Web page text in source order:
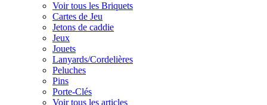
Voir tous les Briquets
Cartes de Jeu
Jetons de caddie
Jeux
Jouets
Lanyards/Cordelières
Peluches
Pins
Porte-Clés
Voir tous les articles